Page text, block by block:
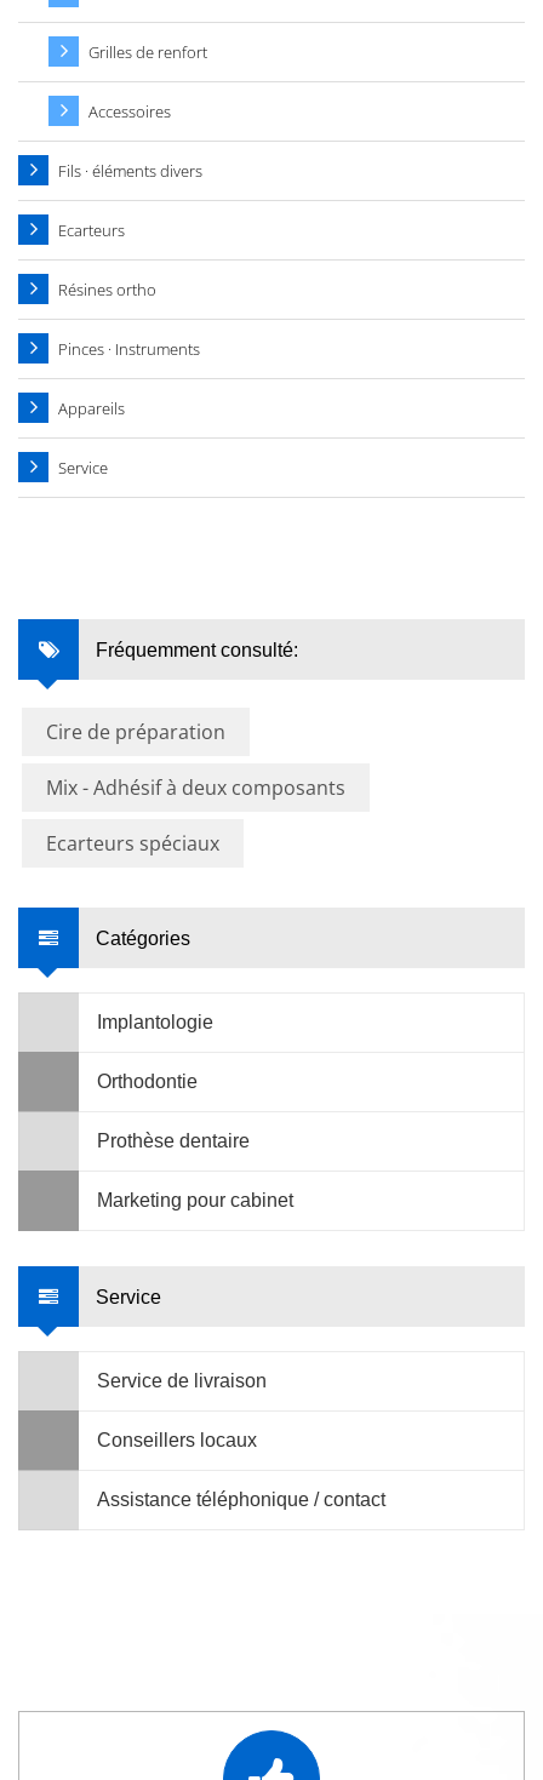
Grilles de renfort
Accessoires
Fils · éléments divers
Ecarteurs
Résines ortho
Pinces · Instruments
Appareils
Service
Fréquemment consulté:
Cire de préparation
Mix - Adhésif à deux composants
Ecarteurs spéciaux
Catégories
Implantologie
Orthodontie
Prothèse dentaire
Marketing pour cabinet
Service
Service de livraison
Conseillers locaux
Assistance téléphonique / contact